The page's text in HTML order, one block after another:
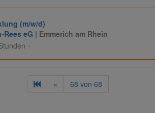
(m/w/d)
Rees eG | Emmerich am Rhein
-
« 68 von 68